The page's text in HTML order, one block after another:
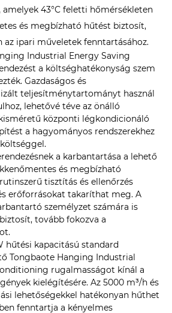
43°C feletti hőmérsékleten
és megbízható hűtést biztosít,
az ipari műveletek fenntartásához.
Industrial Energy Saving
a költséghatékonyság szem
Gazdaságos és
teljesítménytartományt használ
lehetővé téve az önálló
központi légkondicionáló
a hagyományos rendszerekhez
a karbantartása a lehető
és megbízható
tisztítás és ellenőrzés
erőforrásokat takaríthat meg. A
személyzet számára is
tovább fokozva a
hűtési kapacitású standard
Tongbaote Hanging Industrial
rugalmasságot kínál a
kielégítésére. Az 5000 m³/h és
lehetőségekkel hatékonyan hűthet
fenntartja a kényelmes